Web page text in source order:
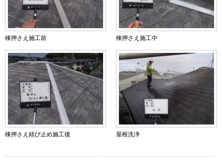
棟押さえ施工前 棟押さえ施工中
棟押さえ錆び止め施工後 屋根洗浄